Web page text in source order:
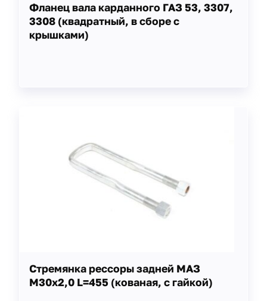
Фланец вала карданного ГАЗ 53, 3307,
3308 (квадратный, в сборе с
крышками)
Стремянка рессоры задней МАЗ
М30х2,0 L=455 (кованая, с гайкой)